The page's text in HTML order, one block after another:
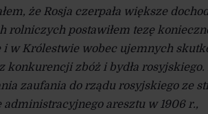
że Rosja czerpała większe
rolniczych postawiłem tezę
w Królestwie wobec ujemnych
zbóż i bydła rosyjskiego.
zaufania do rządu rosyjskiego ze
administracyjnego aresztu w 1906 r.,